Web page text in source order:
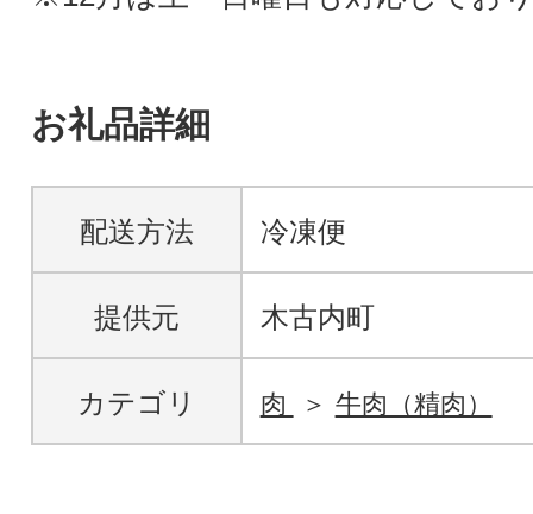
お礼品詳細
配送方法 冷凍便
提供元 木古内町
カテゴリ 肉 牛肉（精肉）